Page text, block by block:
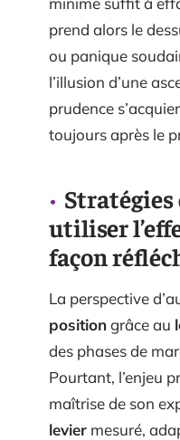
prend alors le
ou panique
l’illusion d’une
prudence
toujours après le
utiliser
façon
La perspective
positiongrâce au
des phases de
Pourtant, l’enjeu
maîtrise de son
levier mesuré,